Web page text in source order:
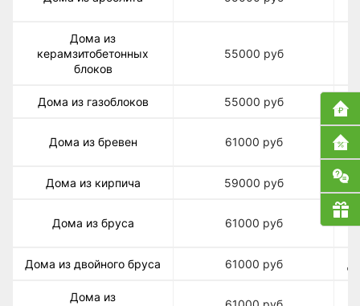
Дома из
керамзитобетонных
блоков
55000 руб
Дома из газоблоков 55000 руб
Дома из бревен 61000 руб
Дома из кирпича 59000 руб
Дома из бруса 61000 руб
Дома из двойного бруса 61000 руб
Дома из